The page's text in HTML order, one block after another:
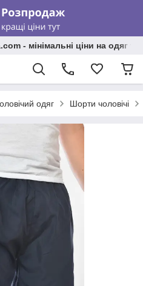
- мінімальні ціни на одяг
одяг Шорти чоловічі